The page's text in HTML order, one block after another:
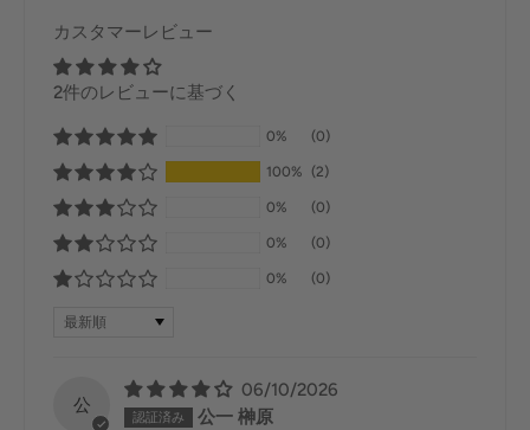
カスタマーレビュー
2件のレビューに基づく
0% (0)
100% (2)
0% (0)
0% (0)
0% (0)
Sort by
公
06/10/2026
公一 榊原